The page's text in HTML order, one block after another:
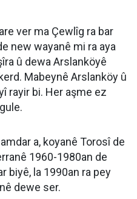
ver ma Çewlîg ra bar
new wayanê mi ra aya
û dewa Arslanköyê
Mabeynê Arslanköy û
rayir bi. Her aşme ez
a, koyanê Torosî de
1960-1980an de
biyê, la 1990an ra pey
dewe ser.